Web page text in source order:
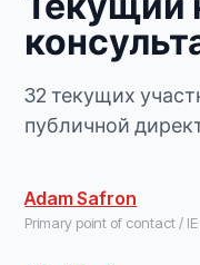
32 текущих
публичной
Adam Safron
Primary point of contact /